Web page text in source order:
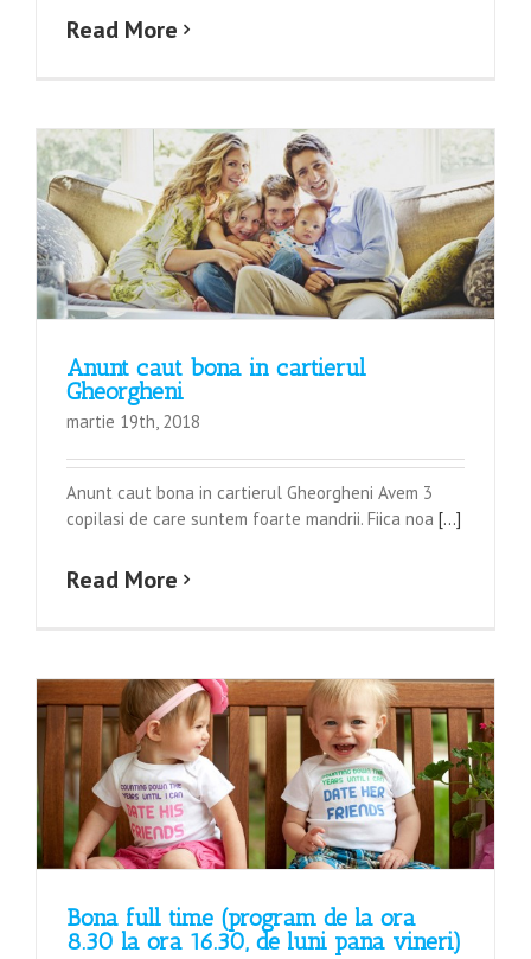
Read More
Anunt caut bona in cartierul
Gheorgheni
martie 19th, 2018
Anunt caut bona in cartierul Gheorgheni Avem 3
copilasi de care suntem foarte mandrii. Fiica noa [...]
Read More
Bona full time (program de la ora
8.30 la ora 16.30, de luni pana vineri)